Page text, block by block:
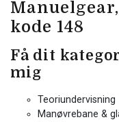
kode 148
Få dit
mig
Teoriundervisning
Manøvrebane &